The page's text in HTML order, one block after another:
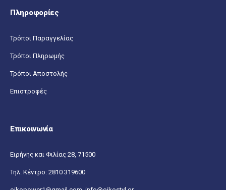
Πληροφορίες
Τρόποι Παραγγελίας
Τρόποι Πληρωμής
Τρόποι Αποστολής
Επιστροφές
Επικοινωνία
Ειρήνης και Φιλίας 28, 71500
Τηλ. Κέντρο: 2810 319600
oikopower1@gmail.com, info@oikostyl.gr